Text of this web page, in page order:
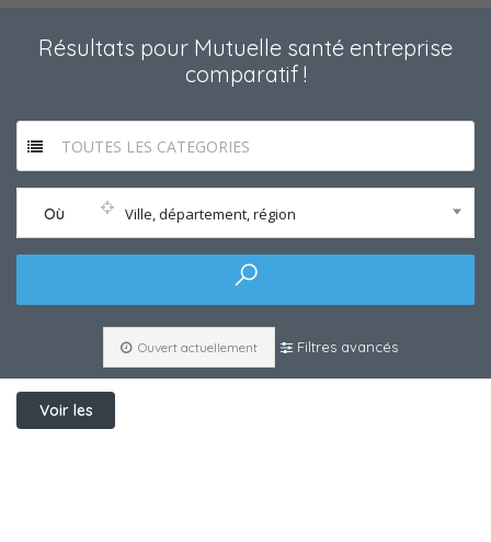
Résultats pour Mutuelle santé entreprise
comparatif!
TOUTES LES CATEGORIES
Où Ville, département, région
Ouvert actuellement Filtres avancés
Voir les